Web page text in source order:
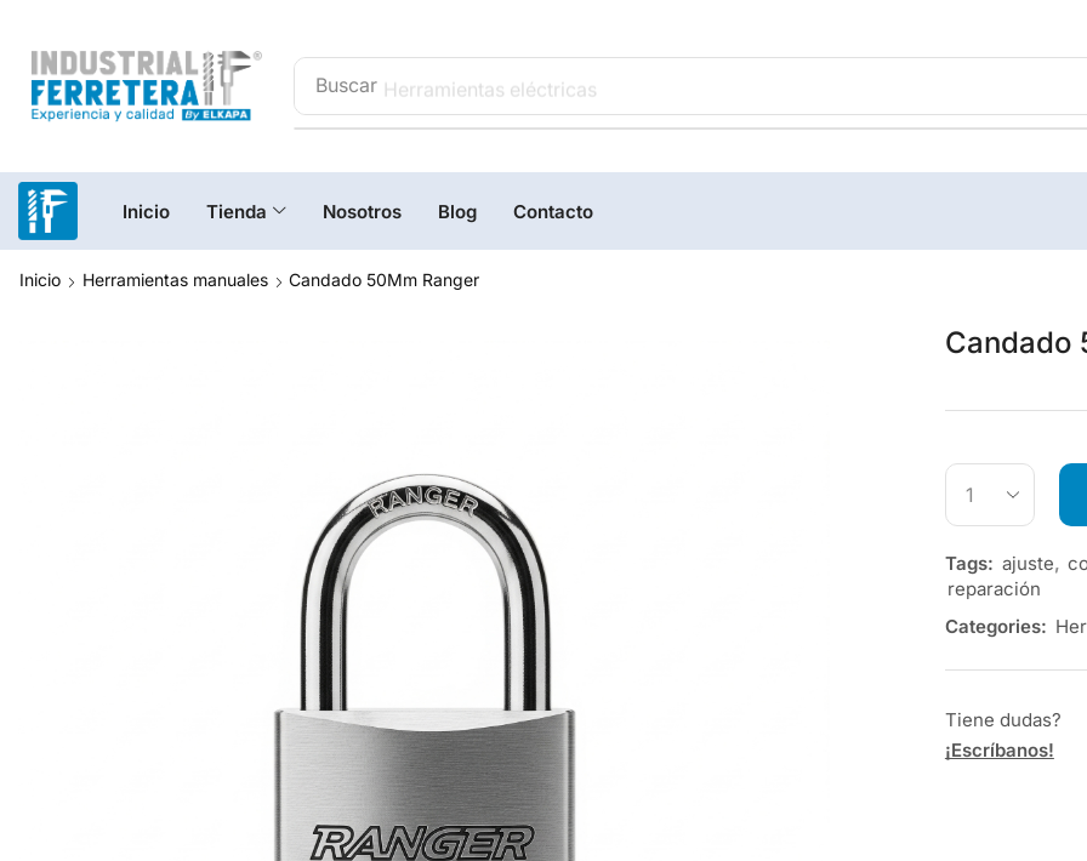
Buscar Herramientas eléctricas
Inicio Tienda Nosotros Blog Contacto
Inicio Herramientas manuales Candado 50Mm Ranger
Candado
Tags: ajuste,
reparación
Categories:
Tiene dudas?
¡Escríbanos!